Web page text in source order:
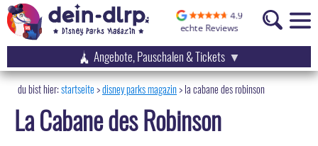
Angebote, Pauschalen & Tickets
startseite disney parks magazin>la cabane des robinson
La Cabane des Robinson